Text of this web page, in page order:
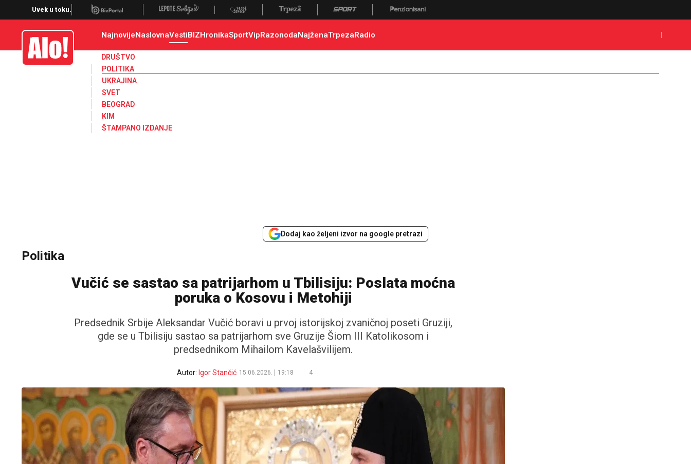
Uvek u toku.
Alo NajnovijeNaslovnaVestiBIZHronikaSportVipRazonodaNajženaTrpezaRadio
DRUŠTVO
POLITIKA
UKRAJINA
SVET
BEOGRAD
KIM
ŠTAMPANO IZDANJE
Dodaj kao željeni izvor na google pretrazi
Politika
Vučić se sastao sa patrijarhom u Tbilisiju: Poslata moćna
poruka o Kosovu i Metohiji
Predsednik Srbije Aleksandar Vučić boravi u prvoj istorijskoj zvaničnoj poseti Gruziji,
gde se u Tbilisiju sastao sa patrijarhom sve Gruzije Šiom III Katolikosom i
predsednikom Mihailom Kavelašvilijem.
Autor: Igor Stančić 15.06.2026. 19:18 4